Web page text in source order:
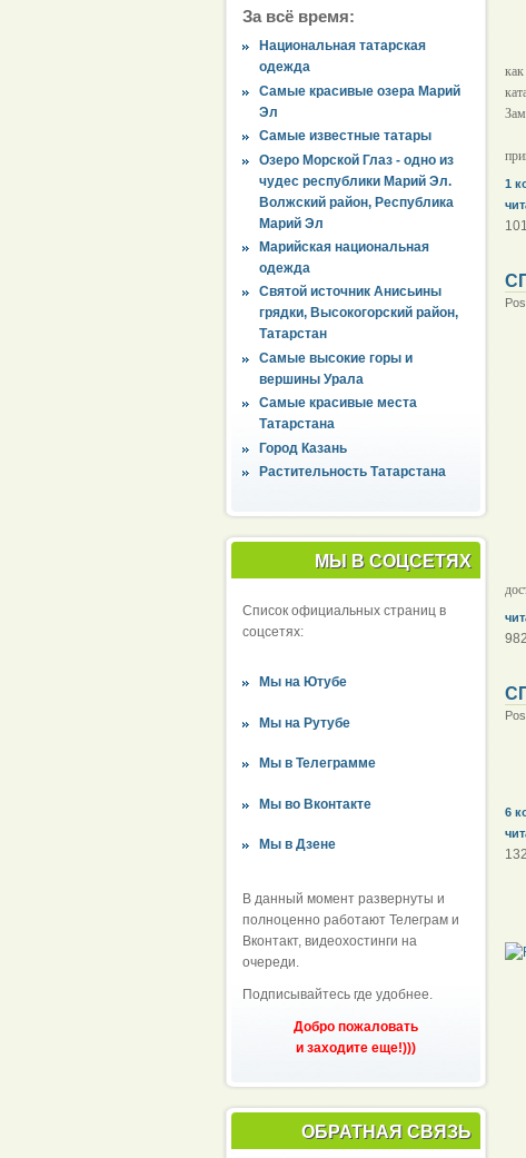
За всё время:
Национальная татарская
одежда
Самые красивые озера Марий
Эл
Самые известные татары
Озеро Морской Глаз - одно из
чудес республики Марий Эл.
Волжский район, Республика
Марий Эл
Марийская национальная
одежда
Святой источник Анисьины
грядки, Высокогорский район,
Татарстан
Самые высокие горы и
вершины Урала
Самые красивые места
Татарстана
Город Казань
Растительность Татарстана
МЫ В СОЦСЕТЯХ
Список официальных страниц в
соцсетях:
Мы на Ютубе
Мы на Рутубе
Мы в Телеграмме
Мы во Вконтакте
Мы в Дзене
В данный момент развернуты и
полноценно работают Телеграм и
Вконтакт, видеохостинги на
очереди.
Подписывайтесь где удобнее.
Добро пожаловать
и заходите еще!)))
ОБРАТНАЯ СВЯЗЬ
1
6